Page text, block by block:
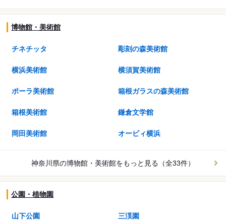
博物館・美術館
チネチッタ 彫刻の森美術館
横浜美術館 横須賀美術館
ポーラ美術館 箱根ガラスの森美術館
箱根美術館 鎌倉文学館
岡田美術館 オービィ横浜
神奈川県の博物館・美術館をもっと見る（全33件）
公園・植物園
山下公園 三渓園